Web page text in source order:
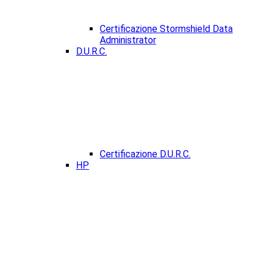
Certificazione Stormshield Data
Administrator
D.U.R.C.
Certificazione D.U.R.C.
HP